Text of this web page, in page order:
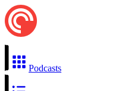
Podcasts